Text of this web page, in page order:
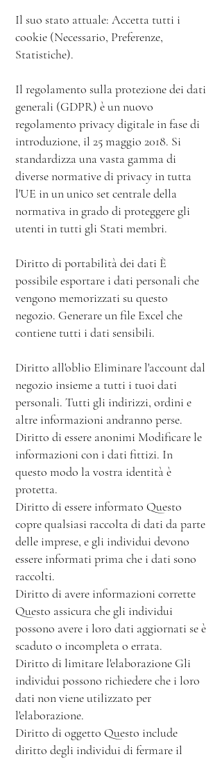
Il suo stato attuale: Accetta tutti i
cookie (Necessario, Preferenze,
Statistiche).
Il regolamento sulla protezione dei dati
generali (GDPR) è un nuovo
regolamento privacy digitale in fase di
introduzione, il 25 maggio 2018. Si
standardizza una vasta gamma di
diverse normative di privacy in tutta
l'UE in un unico set centrale della
normativa in grado di proteggere gli
utenti in tutti gli Stati membri.
Diritto di portabilità dei dati È
possibile esportare i dati personali che
vengono memorizzati su questo
negozio. Generare un file Excel che
contiene tutti i dati sensibili.
Diritto all'oblio Eliminare l'account dal
negozio insieme a tutti i tuoi dati
personali. Tutti gli indirizzi, ordini e
altre informazioni andranno perse.
Diritto di essere anonimi Modificare le
informazioni con i dati fittizi. In
questo modo la vostra identità è
protetta.
Diritto di essere informato Questo
copre qualsiasi raccolta di dati da parte
delle imprese, e gli individui devono
essere informati prima che i dati sono
raccolti.
Diritto di avere informazioni corrette
Questo assicura che gli individui
possono avere i loro dati aggiornati se è
scaduto o incompleta o errata.
Diritto di limitare l'elaborazione Gli
individui possono richiedere che i loro
dati non viene utilizzato per
l'elaborazione.
Diritto di oggetto Questo include
diritto degli individui di fermare il